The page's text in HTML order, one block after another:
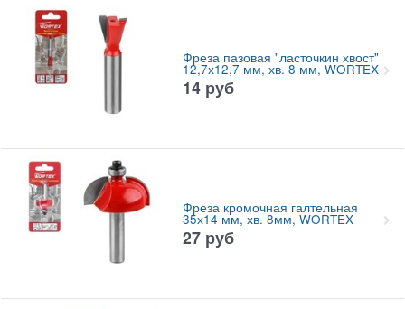
Фреза пазовая "ласточкин хвост"
12,7х12,7 мм, хв. 8 мм, WORTEX
14 руб
Фреза кромочная галтельная
35х14 мм, хв. 8мм, WORTEX
27 руб